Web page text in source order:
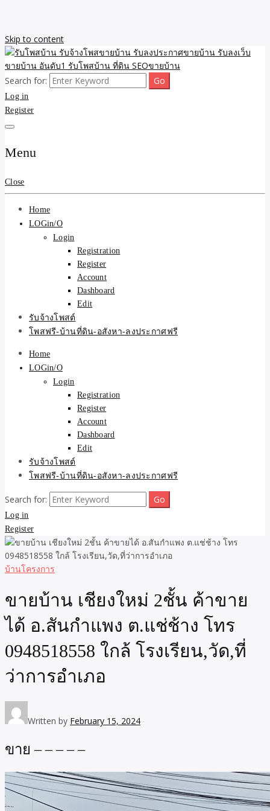
Skip to content
รับโพสบ้าน รับจ้างโพสขาย
บ้าน รับลงประกาศขายบ้าน
รับลงเว็บขายบ้าน อันดับ1
รับโพสบ้าน ที่ดิน SEOขาย
บ้าน
รับจ้างโพสขายบ้าน รับลงเว็บขายบ้าน รับโพสบ้าน รับลงประกาศขาย
บ้าน โพสบ้าน ขายที่ดิน SEO อสังหา ราคาถูก รับลงขายบ้าน
Search for:
Log in
Register
Menu
Close
Home
LOGin/O
Login
Registration
Register
Account
Dashboard
Edit
รับจ้างโพสต์
โพสฟรี-บ้านที่ดิน-อสังหา-ลงประกาศฟรี
Home
LOGin/O
Login
Registration
Register
Account
Dashboard
Edit
รับจ้างโพสต์
โพสฟรี-บ้านที่ดิน-อสังหา-ลงประกาศฟรี
Search for:
Log in
Register
บ้านโครงการ
ขายบ้าน เชียงใหม่ 2ชั้น ค้าขาย
ได้ อ.สันกำแพง ต.แช่ช้าง โทร
0948518558 ใกล้ โรงเรียน,วัด,ที่
ว่าการอำเภอ
Written by February 15, 2024
ขาย – – – – –